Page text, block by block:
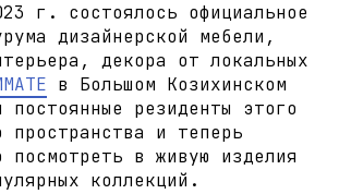
г. состоялось официальное
дизайнерской мебели,
декора от локальных
в Большом Козихинском
резиденты этого
пространства и теперь
посмотреть в живую изделия
коллекций.